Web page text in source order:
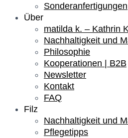
Sonderanfertigungen
Über
matilda k. – Kathrin
Nachhaltigkeit und
Philosophie
Kooperationen | B2B
Newsletter
Kontakt
FAQ
Filz
Nachhaltigkeit und
Pflegetipps